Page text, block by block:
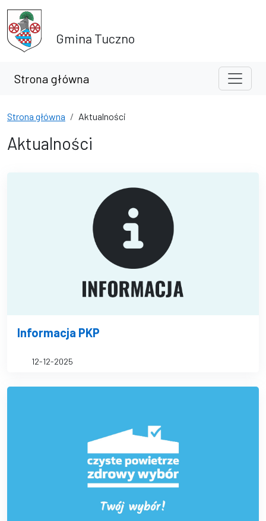
Przejdź do treści
Przejdź do wyszukiwarki
Gmina Tuczno
Strona główna
Strona główna Aktualności
Aktualności
Informacja PKP
12-12-2025